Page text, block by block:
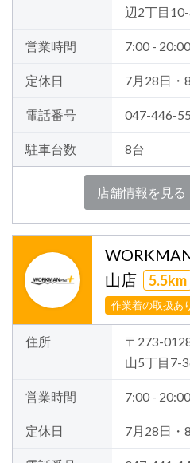
辺2丁目
営業時間 7:00 - 20:00
定休日 7月28日・
電話番号 047-446-
駐車台数 8台
店舗情報を見る
山店
5.5km
作業着の取扱あ
住所
〒273-
山5丁目7-
営業時間 7:00 - 20:00
定休日 7月28日・